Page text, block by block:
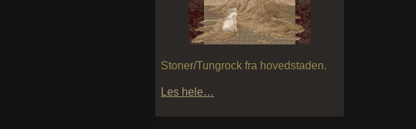
Stoner/Tungrock fra hovedstaden.
Les hele…